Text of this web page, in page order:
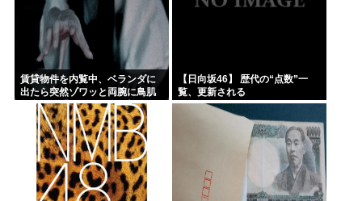
賃貸物件を内覧中、ベランダに
出たら突然ゾワッと両腕に鳥肌
が出た。「やっぱりこの部屋嫌
だ」と思った瞬間、体が前にド
ンッと突き飛ばされて…
【日向坂46】 歴代の“点数”一
覧、更新される